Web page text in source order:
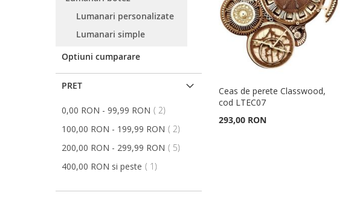
DORINTE
DORINTE
DORINTE
DORINTE
Ceas de perete Classwood,
cod LTEC07
293,00 RON
Adauga în cos
ADAUGATI
Adauga în cos
ADAUGATI
Lumanari personalizate
Lumanari simple
Optiuni cumparare
PRET
0,00 RON - 99,99 RON 2articol
100,00 RON - 199,99 RON 2articol
200,00 RON - 299,99 RON 5articol
400,00 RON si peste 1articol